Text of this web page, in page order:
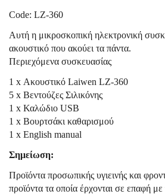
Code: LZ-360
Αυτή η μικροσκοπική ηλεκτρονική
ακουστικό που ακούει τα πάντα.
Περιεχόμενα συσκευασίας
1 x Ακουστικό Laiwen LZ-360
5 x Βεντούζες Σιλικόνης
1 x Καλώδιο USB
1 x Βουρτσάκι καθαρισμού
1 x English manual
Σημείωση:
Προϊόντα προσωπικής υγιεινής και
προϊόντα τα οποία έρχονται σε επαφή